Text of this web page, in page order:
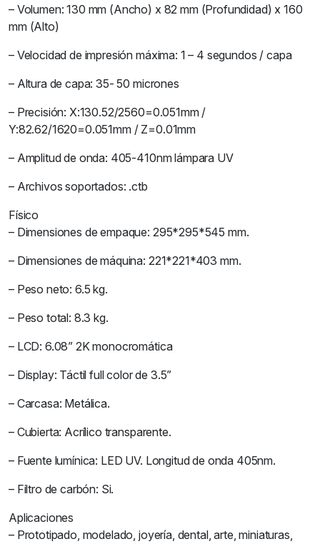
– Volumen: 130 mm (Ancho) x 82 mm (Profundidad) x 160
mm (Alto)
– Velocidad de impresión máxima: 1 – 4 segundos / capa
– Altura de capa: 35- 50 micrones
– Precisión: X:130.52/2560=0.051mm /
Y:82.62/1620=0.051mm / Z=0.01mm
– Amplitud de onda: 405-410nm lámpara UV
– Archivos soportados: .ctb
Físico
– Dimensiones de empaque: 295*295*545 mm.
– Dimensiones de máquina: 221*221*403 mm.
– Peso neto: 6.5 kg.
– Peso total: 8.3 kg.
– LCD: 6.08” 2K monocromática
– Display: Táctil full color de 3.5”
– Carcasa: Metálica.
– Cubierta: Acrílico transparente.
– Fuente lumínica: LED UV. Longitud de onda 405nm.
– Filtro de carbón: Si.
Aplicaciones
– Prototipado, modelado, joyería, dental, arte, miniaturas,